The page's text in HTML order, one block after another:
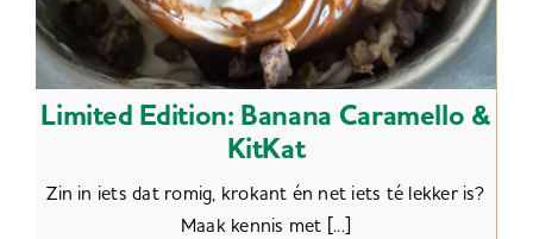
Limited Edition: Banana Caramello &
KitKat
Zin in iets dat romig, krokant én net iets té lekker is?
Maak kennis met [...]